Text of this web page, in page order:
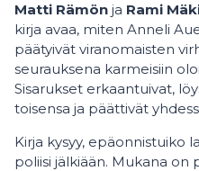
Matti Rämön ja Rami
kirja avaa, miten Anneli
päätyivät viranomaisten
seurauksena karmeisiin
Sisarukset erkaantuivat,
toisensa ja päättivät
Kirja kysyy, epäonnistuiko
poliisi jälkiään. Mukana on